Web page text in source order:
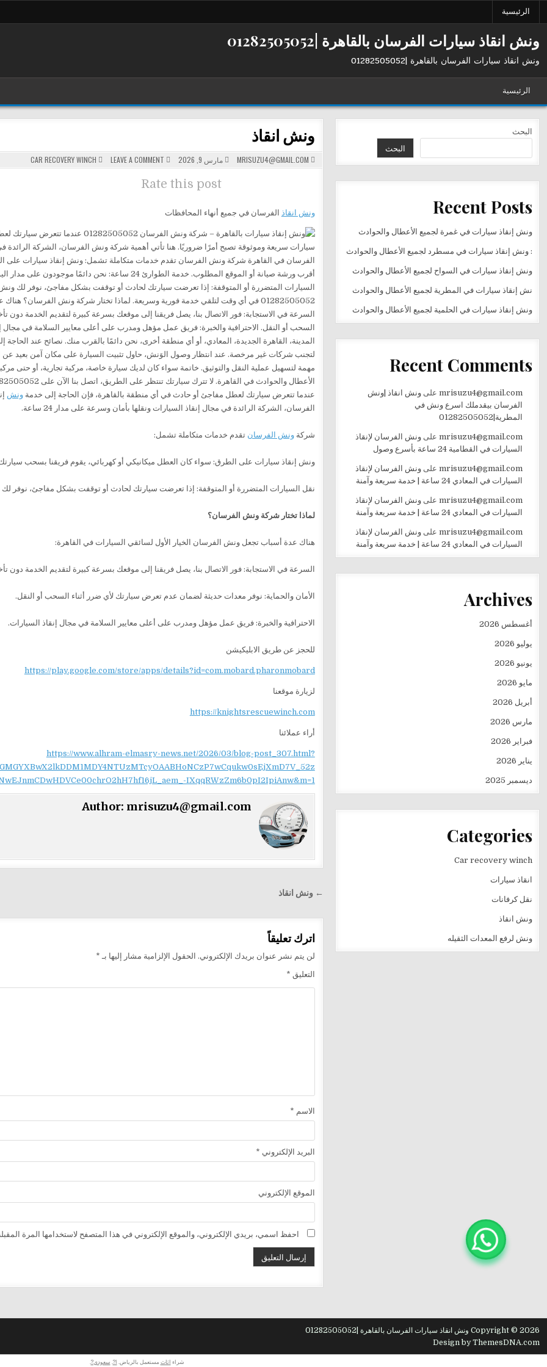
الرئيسية
ونش انقاذ سيارات الفرسان بالقاهرة |01282505052
ونش انقاذ سيارات الفرسان بالقاهرة |01282505052
الرئيسية
ونش انقاذ
MRISUZU4@GMAIL.COM مارس 9, 2026 LEAVE A COMMENT
ON
ونش
POSTED
IN
CAR RECOVERY WINCH
Rate this post
ونش انقاذ الفرسان في جميع أنهاء المحافظات
عندما تتعرض سيارتك لعطل مفاجئ أو حادث في أي منطقة بالقاهرة، فإن الحاجة إلى خدمةونش
الفرسان، الشركة الرائدة في مجال إنقاذ السيارات ونقلها بأمان وسرعة على مدار 24 ساعة.
شركةونش الفرسان تقدم خدمات متكاملة تشمل:
ونش إنقاذ سيارات على الطرق: سواء كان العطل ميكانيكي أو كهربائي، يقوم فريقنا بسحب
نقل السيارات المتضررة أو المتوقفة: إذا تعرضت سيارتك لحادث أو توقفت بشكل مفاجئ، نوفر
لماذا تختار شركة ونش الفرسان؟
هناك عدة أسباب تجعل ونش الفرسان الخيار الأول لسائقي السيارات في القاهرة:
السرعة في الاستجابة: فور الاتصال بنا، يصل فريقنا إلى موقعك بسرعة كبيرة لتقديم الخدمة دون
الأمان والحماية: نوفر معدات حديثة لضمان عدم تعرض سيارتك لأي ضرر أثناء السحب أو النقل.
الاحترافية والخبرة: فريق عمل مؤهل ومدرب على أعلى معايير السلامة في مجال إنقاذ السيارات.
للحجز عن طريق الابليكيشن
https://play.google.com/store/apps/details?id=com.mobard.pharonmobard
لزيارة موقعنا
https://knightsrescuewinch.com
أراء عملائنا
https://www.alhram-elmasry-news.net/2026/03/blog-post_307.html?
IXqqRWzZm6b0pI2IpiAnw&m=1
Author: mrisuzu4@gmail.com
تصفّح
← ونش انقاذ
اترك تعليقاً
لن يتم نشر عنوان بريدك الإلكتروني. الحقول الإلزامية مشار إليها بـ *
التعليق *
الاسم *
البريد الإلكتروني *
الموقع الإلكتروني
احفظ اسمي، بريدي الإلكتروني، والموقع الإلكتروني في هذا المتصفح لاستخدامها المرة
البحث
البحث
Recent Posts
ونش إنقاذ سيارات في غمرة لجميع الأعطال والحوادث
: ونش إنقاذ سيارات في مسطرد لجميع الأعطال والحوادث
ونش إنقاذ سيارات في السواح لجميع الأعطال والحوادث
نش إنقاذ سيارات في المطرية لجميع الأعطال والحوادث
ونش إنقاذ سيارات في الحلمية لجميع الأعطال والحوادث
Recent Comments
mrisuzu4@gmail.comعلى ونش انقاذ |ونش
الفرسان بيقدملك اسرع ونش في
المطرية|01282505052
mrisuzu4@gmail.comعلى ونش الفرسان لإنقاذ
السيارات في القطامية 24 ساعة بأسرع وصول
mrisuzu4@gmail.comعلى ونش الفرسان لإنقاذ
السيارات في المعادي 24 ساعة | خدمة سريعة وآمنة
mrisuzu4@gmail.comعلى ونش الفرسان لإنقاذ
السيارات في المعادي 24 ساعة | خدمة سريعة وآمنة
mrisuzu4@gmail.comعلى ونش الفرسان لإنقاذ
السيارات في المعادي 24 ساعة | خدمة سريعة وآمنة
Archives
أغسطس 2026
يوليو 2026
يونيو 2026
مايو 2026
أبريل 2026
مارس 2026
فبراير 2026
يناير 2026
ديسمبر 2025
Categories
Car recovery winch
انقاذ سيارات
نقل كرفانات
ونش انقاذ
ونش لرفع المعدات الثقيله
Copyright © 2026 ونش انقاذ سيارات الفرسان بالقاهرة |01282505052
Design by ThemesDNA.com
شراء اثاث مستعمل بالرياض. ا? سعودي?